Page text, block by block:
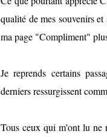
qualité de mes souvenirs
ma page "Compliment"
Je reprends certains
derniers ressurgissent
Tous ceux qui m'ont lu ne